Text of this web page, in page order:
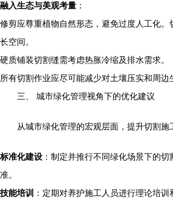
融入生态与美观考量 ：
修剪应尊重植物自然形态，避免过度人工化。
长空间。
硬质铺装切割缝需考虑热胀冷缩及排水需求。
所有切割作业应尽可能减少对土壤压实和周边
三、 城市绿化管理视角下的优化建议
从城市绿化管理的宏观层面，提升切割施
标准化建设 ：制定并推行不同绿化场景下的
准。
技能培训
：定期对养护施工人员进行理论培